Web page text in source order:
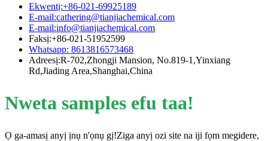
Ekwentị:+86-021-69925189
E-mail:cathering@tianjiachemical.com
E-mail:info@tianjiachemical.com
Faksị:+86-021-51952599
Whatsapp: 8613816573468
Adreesị:R-702,Zhongji Mansion, No.819-1,Yinxiang
Rd,Jiading Area,Shanghai,China
Nweta samples efu taa!
Ọ ga-amasị anyị ịnụ n'ọnụ gị!Ziga anyị ozi site na iji fọm megidere,